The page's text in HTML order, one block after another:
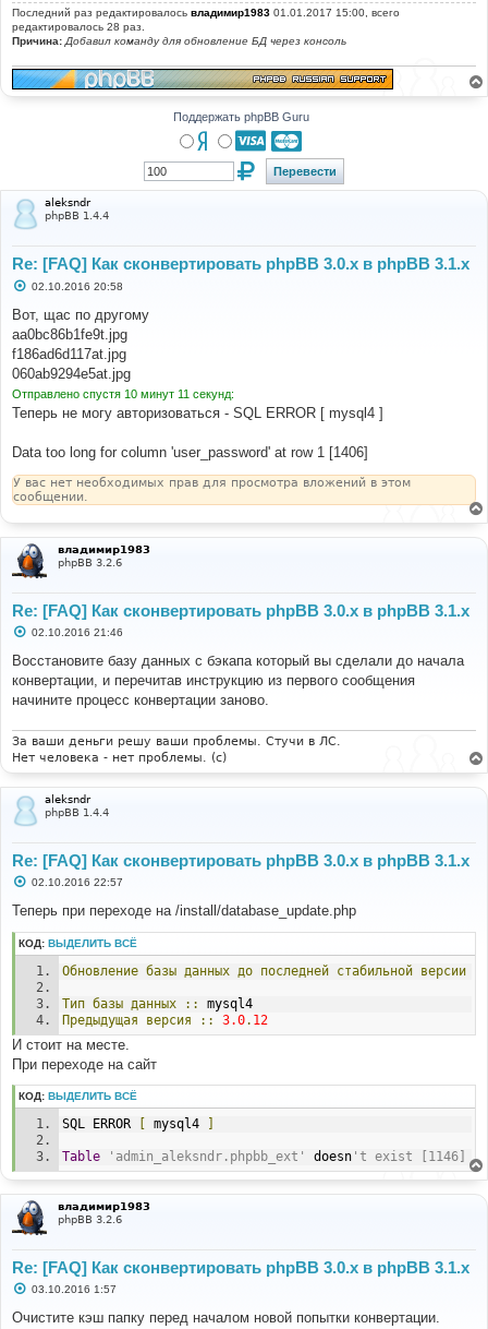
$exists = file_exists('./styles/' .
$default_style_name
{
echo 'Default style exists, no work to be done.'
'./styles/prosilver/style.cfg'
echo 'Prosilver does not exist. Please upload a
copy of prosilver from the <a
href="https://www.phpbb.com/downloads/">3.1.0 Full
exit
}
foreach ($styles_list
{
if ($style
{
$prosilver
break;
}
if (!sizeof($prosilver ))
{
'style_copyright'
'bbcode_bitfield'
=> 'lNg=',
'style_parent_id'
=> '0',
$sql = 'INSERT INTO ' . STYLES_TABLE . '
        '
. $db->sql_build_array
$db
sql_query(
$id = $db->sql_nextid();
$prosilver = array
echo 'Installed prosilver (' . $id . ').<br />';
}
{
$sql =
style_active = 1 WHERE style_name = 'prosilver'";
$db->sql_query($sql);
// Set it as the default style
$sql = 'UPDATE ' . CONFIG_TABLE . ' SET config_value
$prosilver
'default_style'"
$db->sql_query($sql);
$cache->purge();
echo
'Set prosilver as the default style.<br />'
// Set all users' styles to prosilver
$sql = 'UPDATE ' . USERS_TABLE . ' SET user_style = '
$db->sql_query
echo 'Updated user styles to prosilver.<br />'
?>
Последний раз редактировалось владимир1983 01.01.2017 15:00, всего
редактировалось 28 раз.
Причина: Добавил команду для обновление БД через консоль
Поддержать phpBB Guru
aleksndr
phpBB 1.4.4
Re: [FAQ] Как сконвертировать phpBB 3.0.х в phpBB 3.1.х
С
о
б
щ
е
н
и
02.10.2016 20:58
Вот, щас по другому
aa0bc86b1fe9t.jpg
f186ad6d117at.jpg
060ab9294e5at.jpg
Отправлено спустя 10 минут 11 секунд:
Теперь не могу авторизоваться - SQL ERROR [ mysql4 ]
Data too long for column 'user_password' at row 1 [1406]
У вас нет необходимых прав для просмотра вложений в этом
сообщении.
владимир1983
phpBB 3.2.6
Re: [FAQ] Как сконвертировать phpBB 3.0.х в phpBB 3.1.х
С
о
б
щ
е
н
е
02.10.2016 21:46
Восстановите базу данных с бэкапа который вы сделали до начала
конвертации, и перечитав инструкцию из первого сообщения
начините процесс конвертации заново.
За ваши деньги решу ваши проблемы. Стучи в ЛС.
Нет человека - нет проблемы. (c)
aleksndr
phpBB 1.4.4
Re: [FAQ] Как сконвертировать phpBB 3.0.х в phpBB 3.1.х
С
о
щ
е
02.10.2016 22:57
Теперь при переходе на /install/database_update.php
КОД: ВЫДЕЛИТЬ ВСЁ
Обновление базы данных до последней стабильной версии
Тип базы данных ::
mysql4
Предыдущая
версия :: 3.0. 12
И стоит на месте.
При переходе на сайт
КОД: ВЫДЕЛИТЬ ВСЁ
SQL ERROR [ mysql4 ]
Table 'admin_aleksndr.phpbb_ext' doesn 't exist [1146]
владимир1983
phpBB 3.2.6
Re: [FAQ] Как сконвертировать phpBB 3.0.х в phpBB 3.1.х
С
о
б
03.10.2016 1:57
Очистите кэш папку перед началом новой попытки конвертации.